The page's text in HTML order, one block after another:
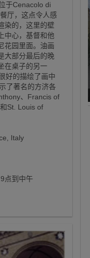
于Cenacolo di
厅，这点令人感
染的，这里的壁
中心，基督和他
花园里面。油画
大部分最后的晚
在桌子的另一
好的描绘了画中
了著名的方济各
、Francis of
St. Louis of
Italy
点到中午